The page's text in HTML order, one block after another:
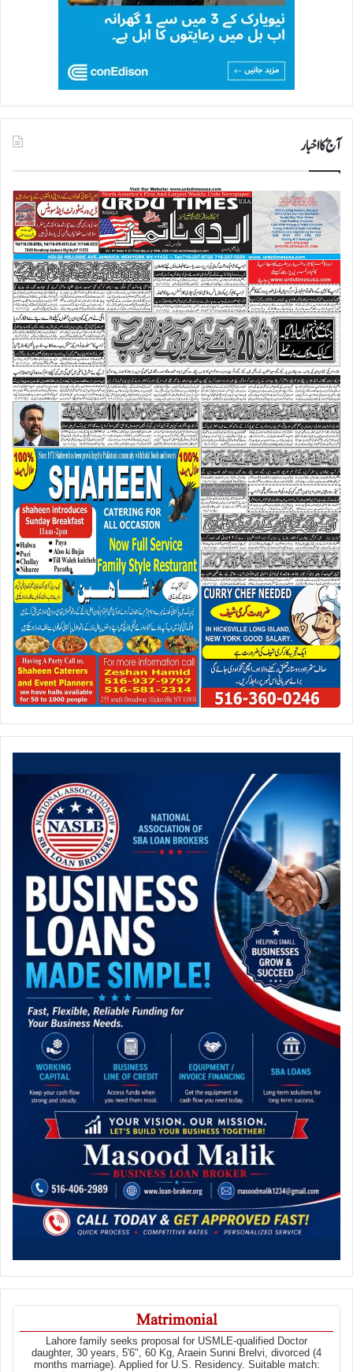
آج کا اخبار
Matrimonial
Lahore family seeks proposal for USMLE-qualified Doctor
daughter, 30 years, 5'6", 60 Kg, Araein Sunni Brelvi, divorced (4
months marriage). Applied for U.S. Residency. Suitable match: